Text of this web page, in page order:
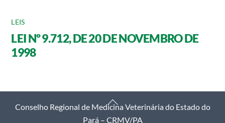
LEIS
LEI Nº 9.712, DE 20 DE NOVEMBRO DE
1998
Back
To
Conselho Regional de Medicina Veterinária do Estado do
Pará – CRMV/PA